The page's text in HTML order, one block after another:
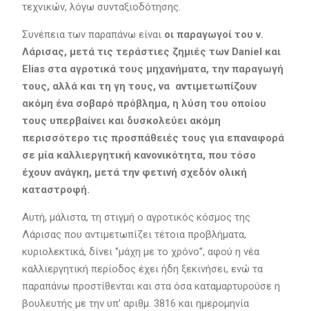
τεχνικών, λόγω συνταξιοδότησης.
Συνέπεια των παραπάνω είναι οι παραγωγοί του ν.
Λάρισας, μετά τις τεράστιες ζημιές των Daniel και
Elias στα αγροτικά τους μηχανήματα, την παραγωγή
τους, αλλά και τη γη τους, να αντιμετωπίζουν
ακόμη ένα σοβαρό πρόβλημα, η λύση του οποίου
τους υπερβαίνει και δυσκολεύει ακόμη
περισσότερο τις προσπάθειές τους για επαναφορά
σε μία καλλιεργητική κανονικότητα, που τόσο
έχουν ανάγκη, μετά την φετινή σχεδόν ολική
καταστροφή.
Αυτή, μάλιστα, τη στιγμή ο αγροτικός κόσμος της
Λάρισας που αντιμετωπίζει τέτοια προβλήματα,
κυριολεκτικά, δίνει ‘’μάχη με το χρόνο’’, αφού η νέα
καλλιεργητική περίοδος έχει ήδη ξεκινήσει, ενώ τα
παραπάνω προστίθενται και στα όσα καταμαρτυρούσε η
βουλευτής με την υπ’ αριθμ. 3816 και ημερομηνία